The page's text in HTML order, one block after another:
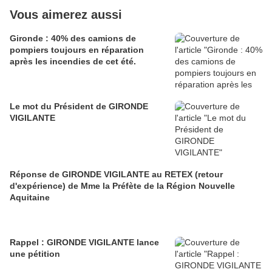
Vous aimerez aussi
Gironde : 40% des camions de
pompiers toujours en réparation
après les incendies de cet été.
Le mot du Président de GIRONDE
VIGILANTE
Réponse de GIRONDE VIGILANTE au RETEX (retour
d'expérience) de Mme la Préfète de la Région Nouvelle
Aquitaine
Rappel : GIRONDE VIGILANTE lance
une pétition